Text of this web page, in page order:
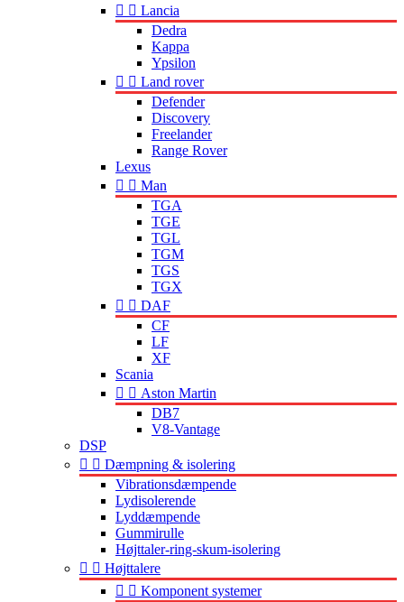
  Lancia
Dedra
Kappa
Ypsilon
  Land rover
Defender
Discovery
Freelander
Range Rover
Lexus
  Man
TGA
TGE
TGL
TGM
TGS
TGX
  DAF
CF
LF
XF
Scania
  Aston Martin
DB7
V8-Vantage
DSP
  Dæmpning & isolering
Vibrationsdæmpende
Lydisolerende
Lyddæmpende
Gummirulle
Højttaler-ring-skum-isolering
  Højttalere
  Komponent systemer